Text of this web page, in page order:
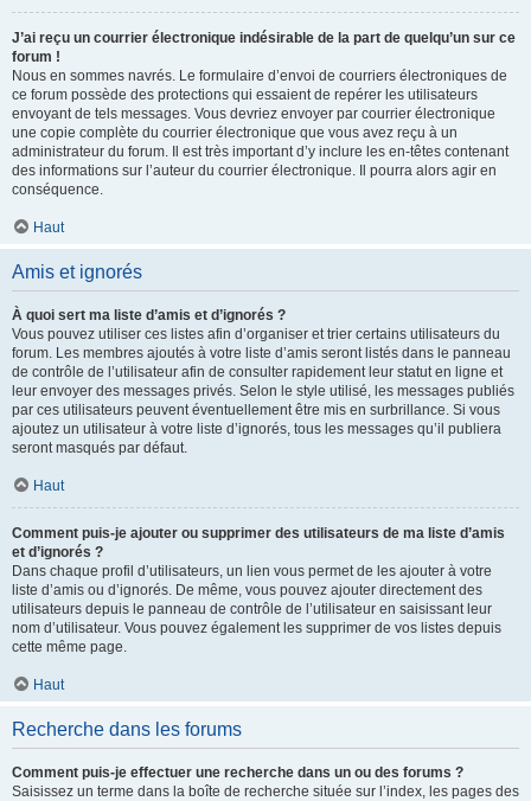
J’ai reçu un courrier électronique indésirable de la part de quelqu’un sur ce
forum !
Nous en sommes navrés. Le formulaire d’envoi de courriers électroniques de
ce forum possède des protections qui essaient de repérer les utilisateurs
envoyant de tels messages. Vous devriez envoyer par courrier électronique
une copie complète du courrier électronique que vous avez reçu à un
administrateur du forum. Il est très important d’y inclure les en-têtes contenant
des informations sur l’auteur du courrier électronique. Il pourra alors agir en
conséquence.
Haut
Amis et ignorés
À quoi sert ma liste d’amis et d’ignorés ?
Vous pouvez utiliser ces listes afin d’organiser et trier certains utilisateurs du
forum. Les membres ajoutés à votre liste d’amis seront listés dans le panneau
de contrôle de l’utilisateur afin de consulter rapidement leur statut en ligne et
leur envoyer des messages privés. Selon le style utilisé, les messages publiés
par ces utilisateurs peuvent éventuellement être mis en surbrillance. Si vous
ajoutez un utilisateur à votre liste d’ignorés, tous les messages qu’il publiera
seront masqués par défaut.
Haut
Comment puis-je ajouter ou supprimer des utilisateurs de ma liste d’amis
et d’ignorés ?
Dans chaque profil d’utilisateurs, un lien vous permet de les ajouter à votre
liste d’amis ou d’ignorés. De même, vous pouvez ajouter directement des
utilisateurs depuis le panneau de contrôle de l’utilisateur en saisissant leur
nom d’utilisateur. Vous pouvez également les supprimer de vos listes depuis
cette même page.
Haut
Recherche dans les forums
Comment puis-je effectuer une recherche dans un ou des forums ?
Saisissez un terme dans la boîte de recherche située sur l’index, les pages des